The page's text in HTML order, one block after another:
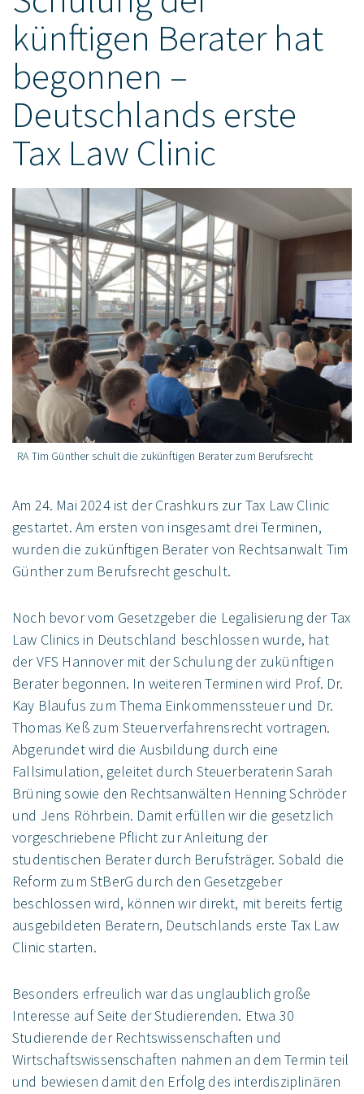
künftigen Berater hat
begonnen –
Deutschlands erste
Tax Law Clinic
RA Tim Günther schult die zukünftigen Berater zum Berufsrecht
Am 24. Mai 2024 ist der Crashkurs zur Tax Law Clinic
gestartet. Am ersten von insgesamt drei Terminen,
wurden die zukünftigen Berater von Rechtsanwalt Tim
Günther zum Berufsrecht geschult.
Noch bevor vom Gesetzgeber die Legalisierung der Tax
Law Clinics in Deutschland beschlossen wurde, hat
der VFS Hannover mit der Schulung der zukünftigen
Berater begonnen. In weiteren Terminen wird Prof. Dr.
Kay Blaufus zum Thema Einkommenssteuer und Dr.
Thomas Keß zum Steuerverfahrensrecht vortragen.
Abgerundet wird die Ausbildung durch eine
Fallsimulation, geleitet durch Steuerberaterin Sarah
Brüning sowie den Rechtsanwälten Henning Schröder
und Jens Röhrbein. Damit erfüllen wir die gesetzlich
vorgeschriebene Pflicht zur Anleitung der
studentischen Berater durch Berufsträger. Sobald die
Reform zum StBerG durch den Gesetzgeber
beschlossen wird, können wir direkt, mit bereits fertig
ausgebildeten Beratern, Deutschlands erste Tax Law
Clinic starten.
Besonders erfreulich war das unglaublich große
Interesse auf Seite der Studierenden. Etwa 30
Studierende der Rechtswissenschaften und
Wirtschaftswissenschaften nahmen an dem Termin teil
und bewiesen damit den Erfolg des interdisziplinären